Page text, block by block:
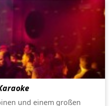
und einem großen